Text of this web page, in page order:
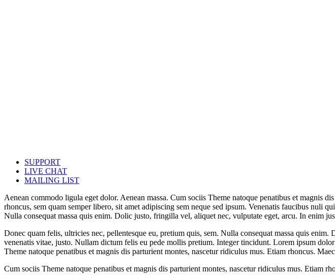
SUPPORT
LIVE CHAT
MAILING LIST
Aenean commodo ligula eget dolor. Aenean massa. Cum sociis Theme natoque penatibus et magnis
rhoncus, sem quam semper libero, sit amet adipiscing sem neque sed ipsum. Venenatis faucibus nuli
Nulla consequat massa quis enim. Dolic justo, fringilla vel, aliquet nec, vulputate eget, arcu. In enim
Donec quam felis, ultricies nec, pellentesque eu, pretium quis, sem. Nulla consequat massa quis
venenatis vitae, justo. Nullam dictum felis eu pede mollis pretium. Integer tincidunt. Lorem ipsum
Theme natoque penatibus et magnis dis parturient montes, nascetur ridiculus mus. Etiam rhoncus.
Cum sociis Theme natoque penatibus et magnis dis parturient montes, nascetur ridiculus mus. Etiam